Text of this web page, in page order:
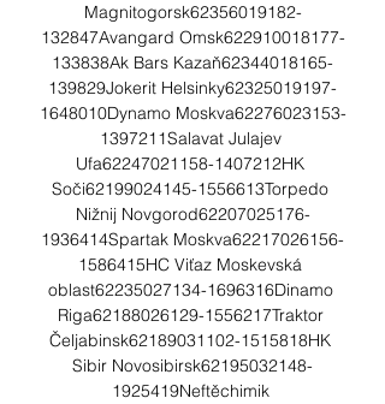
Magnitogorsk62356019182-
132847Avangard Omsk622910018177-
133838Ak Bars Kazaň62344018165-
139829Jokerit Helsinky62325019197-
1648010Dynamo Moskva62276023153-
1397211Salavat Julajev
Ufa62247021158-1407212HK
Soči62199024145-1556613Torpedo
Nižnij Novgorod62207025176-
1936414Spartak Moskva62217026156-
1586415HC Viťaz Moskevská
oblast62235027134-1696316Dinamo
Riga62188026129-1556217Traktor
Čeljabinsk62189031102-1515818HK
Sibir Novosibirsk62195032148-
1925419Neftěchimik